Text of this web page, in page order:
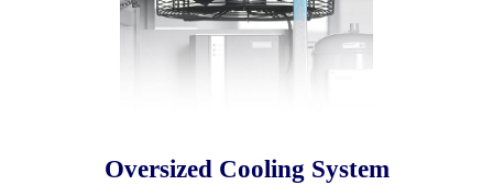
Oversized Cooling System